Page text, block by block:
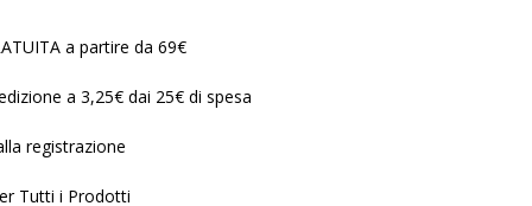
a partire da 69€
a 3,25€ dai 25€ di spesa
registrazione
Tutti i Prodotti